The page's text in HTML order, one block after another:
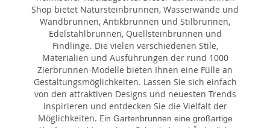
Shop bietet Natursteinbrunnen, Wasserwände und
Wandbrunnen, Antikbrunnen und Stilbrunnen,
Edelstahlbrunnen, Quellsteinbrunnen und
Findlinge. Die vielen verschiedenen Stile,
Materialien und Ausführungen der rund 1000
Zierbrunnen-Modelle bieten Ihnen eine Fülle an
Gestaltungsmöglichkeiten. Lassen Sie sich einfach
von den attraktiven Designs und neuesten Trends
inspirieren und entdecken Sie die Vielfalt der
Möglichkeiten. Ein Gartenbrunnen eine großartige